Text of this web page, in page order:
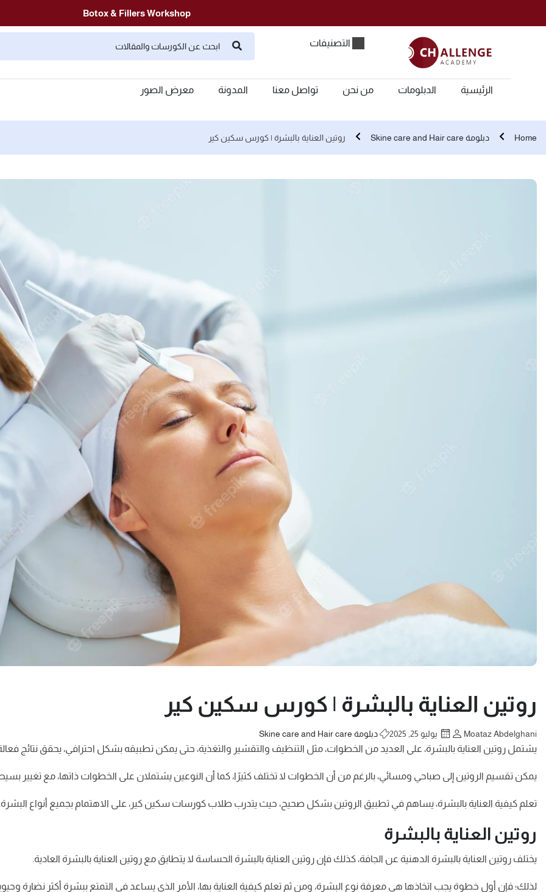
Botox & Fillers Workshop
التصنيفات
الرئيسية الدبلومات من نحن تواصل معنا المدونة معرض الصور
Home دبلومة Skine care and Hair care روتين العناية بالبشرة | كورس سكين كير
روتين العناية بالبشرة | كورس سكين كير
Moataz Abdelghani يوليو 25, 2025 دبلومة Skine care and Hair care
يشتمل روتين العناية بالبشرة، على العديد من الخطوات، مثل التنظيف والتقشير والتغذية، حتى يمكن تطبيقه بشكل احترافي، يحقق نتائج
يمكن تقسيم الروتين إلى صباحي ومسائي، بالرغم من أن الخطوات لا تختلف كثيرًا، كما أن النوعين يشتملان على الخطوات ذاتها، مع تغيير
تعلم كيفية العناية بالبشرة، يساهم في تطبيق الروتين بشكل صحيح، حيث يتدرب طلاب كورسات سكين كير، على الاهتمام بجميع أنواع البشرة.
روتين العناية بالبشرة
يختلف روتين العناية بالبشرة الدهنية عن الجافة، كذلك فإن روتين العناية بالبشرة الحساسة لا يتطابق مع روتين العناية بالبشرة العادية.
لذلك؛ فإن أول خطوة يجب اتخاذها هي معرفة نوع البشرة، ومن ثم تعلم كيفية العناية بها، الأمر الذي يساعد في التمتع ببشرة أكثر نضارة